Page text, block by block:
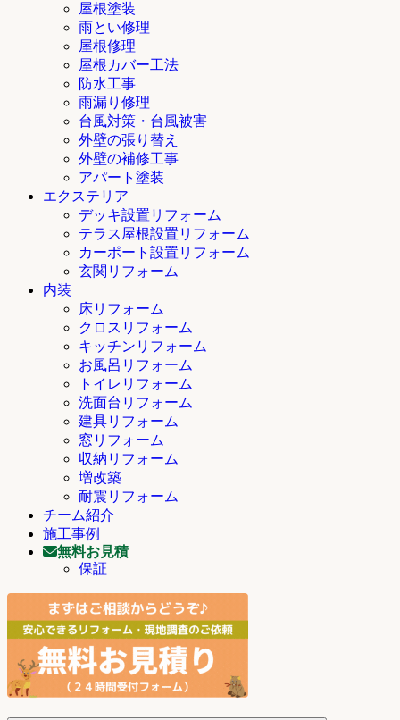
屋根塗装
雨とい修理
屋根修理
屋根カバー工法
防水工事
雨漏り修理
台風対策・台風被害
外壁の張り替え
外壁の補修工事
アパート塗装
エクステリア
デッキ設置リフォーム
テラス屋根設置リフォーム
カーポート設置リフォーム
玄関リフォーム
内装
床リフォーム
クロスリフォーム
キッチンリフォーム
お風呂リフォーム
トイレリフォーム
洗面台リフォーム
建具リフォーム
窓リフォーム
収納リフォーム
増改築
耐震リフォーム
チーム紹介
施工事例
無料お見積
保証